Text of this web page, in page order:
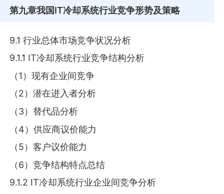
第九章我国IT冷却系统行业竞争形势及策略
9.1 行业总体市场竞争状况分析
9.1.1 IT冷却系统行业竞争结构分析
（1）现有企业间竞争
（2）潜在进入者分析
（3）替代品分析
（4）供应商议价能力
（5）客户议价能力
（6）竞争结构特点总结
9.1.2 IT冷却系统行业企业间竞争分析